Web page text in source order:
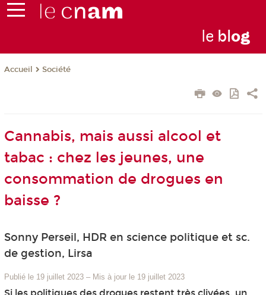
le blog
Accueil Société
Cannabis, mais aussi alcool et
tabac : chez les jeunes, une
consommation de drogues en
baisse ?
Sonny Perseil, HDR en science politique et sc.
de gestion, Lirsa
Publié le 19 juillet 2023 – Mis à jour le 19 juillet 2023